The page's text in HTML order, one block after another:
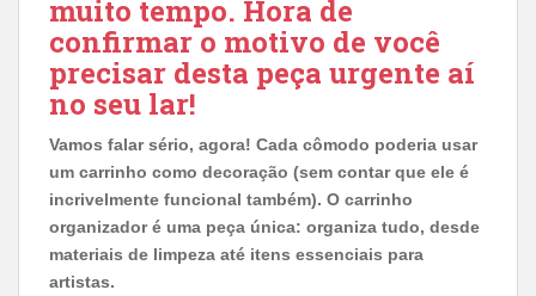
muito tempo. Hora de
confirmar o motivo de você
precisar desta peça urgente aí
no seu lar!
Vamos falar sério, agora! Cada cômodo poderia usar
um carrinho como decoração (sem contar que ele é
incrivelmente funcional também). O carrinho
organizador é uma peça única: organiza tudo, desde
materiais de limpeza até itens essenciais para
artistas.